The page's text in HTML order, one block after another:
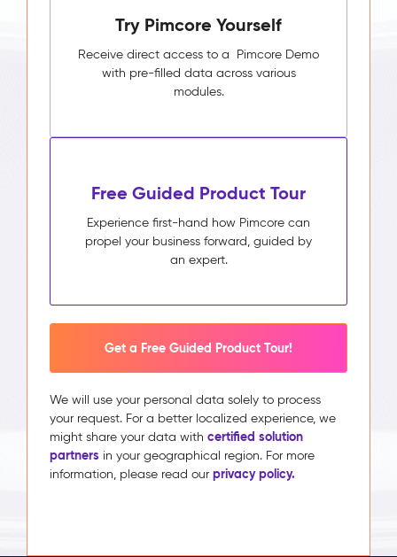
Try Pimcore Yourself
Receive direct access to a Pimcore Demo
with pre-filled data across various
modules.
Free Guided Product Tour
Experience first-hand how Pimcore can
propel your business forward, guided by
an expert.
Get a Free Guided Product Tour!
We will use your personal data solely to process
your request. For a better localized experience, we
might share your data with certified solution
partners in your geographical region. For more
information, please read our privacy policy.